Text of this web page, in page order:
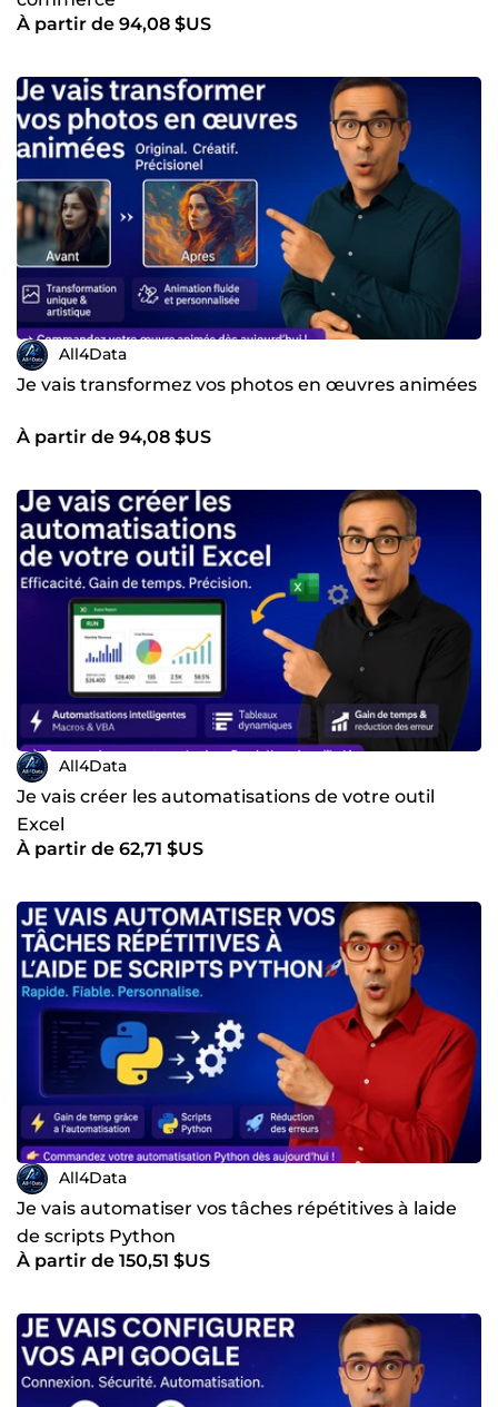
À partir de 94,08 $US
All4Data
Je vais transformez vos photos en œuvres animées
À partir de 94,08 $US
All4Data
Je vais créer les automatisations de votre outil
Excel
À partir de 62,71 $US
All4Data
Je vais automatiser vos tâches répétitives à laide
de scripts Python
À partir de 150,51 $US